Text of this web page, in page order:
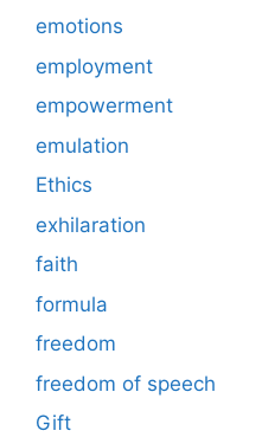
emotions
employment
empowerment
emulation
Ethics
exhilaration
faith
formula
freedom
freedom of speech
Gift